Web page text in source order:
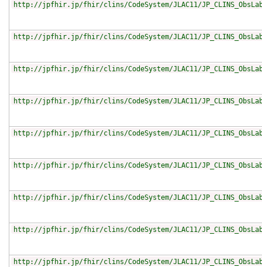
http://jpfhir.jp/fhir/clins/CodeSystem/JLAC11/
http://jpfhir.jp/fhir/clins/CodeSystem/JLAC11/
http://jpfhir.jp/fhir/clins/CodeSystem/JLAC11/
http://jpfhir.jp/fhir/clins/CodeSystem/JLAC11/
http://jpfhir.jp/fhir/clins/CodeSystem/JLAC11/
http://jpfhir.jp/fhir/clins/CodeSystem/JLAC11/
http://jpfhir.jp/fhir/clins/CodeSystem/JLAC11/
http://jpfhir.jp/fhir/clins/CodeSystem/JLAC11/
http://jpfhir.jp/fhir/clins/CodeSystem/JLAC11/